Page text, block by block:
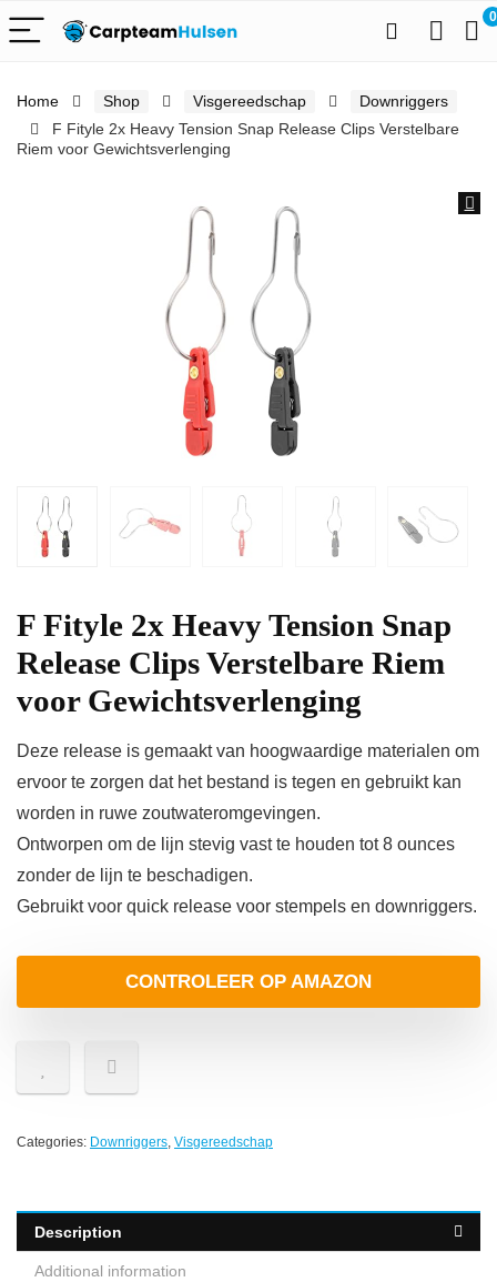
0
Home Shop Visgereedschap
Downriggers
F Fityle 2x Heavy Tension Snap Release Clips Verstelbare
Riem voor Gewichtsverlenging
F Fityle 2x Heavy Tension Snap
Release Clips Verstelbare Riem
voor Gewichtsverlenging
Deze release is gemaakt van hoogwaardige materialen om
ervoor te zorgen dat het bestand is tegen en gebruikt kan
worden in ruwe zoutwateromgevingen.
Ontworpen om de lijn stevig vast te houden tot 8 ounces
zonder de lijn te beschadigen.
Gebruikt voor quick release voor stempels en downriggers.
CONTROLEER OP AMAZON
Categories: Downriggers, Visgereedschap
Description
Additional information